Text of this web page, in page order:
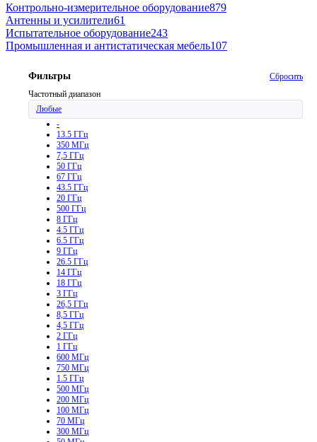
Контрольно-измерительное оборудование879
Антенны и усилители61
Испытательное оборудование243
Промышленная и антистатическая мебель107
Фильтры
Сбросить
Частотный диапазон
Любые
-
13.5 ГГц
350 МГц
7,5 ГГц
50 ГГц
67 ГГц
43.5 ГГц
20 ГГц
500 ГГц
8 ГГц
4.5 ГГц
6.5 ГГц
9 ГГц
26.5 ГГц
14 ГГц
18 ГГц
3 ГГц
26,5 ГГц
8,5 ГГц
4,5 ГГц
2 ГГц
1 ГГц
600 МГц
750 МГц
1.5 ГГц
500 МГц
200 МГц
100 МГц
70 МГц
300 МГц